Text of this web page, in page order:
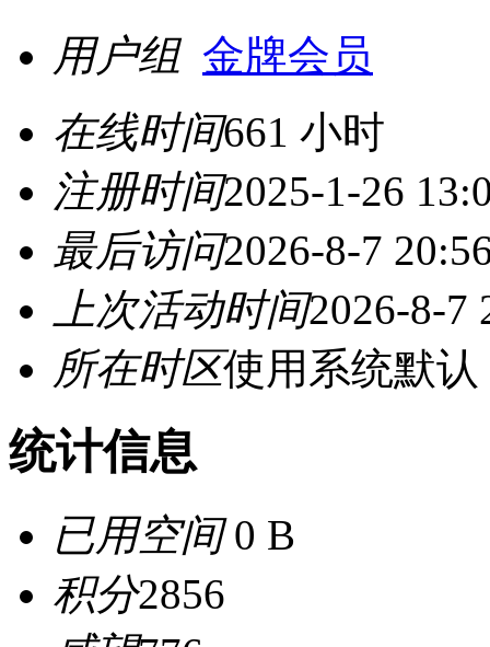
用户组 金牌会员
在线时间661 小时
注册时间2025-1-26
最后访问2026-8-7
上次活动时间2026-8-7
所在时区使用系统默认
统计信息
已用空间0 B
积分2856